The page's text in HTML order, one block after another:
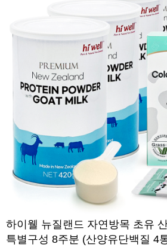
하이웰 뉴질랜드 자연방목 초유
특별구성 8주분 (산양유단백질 4